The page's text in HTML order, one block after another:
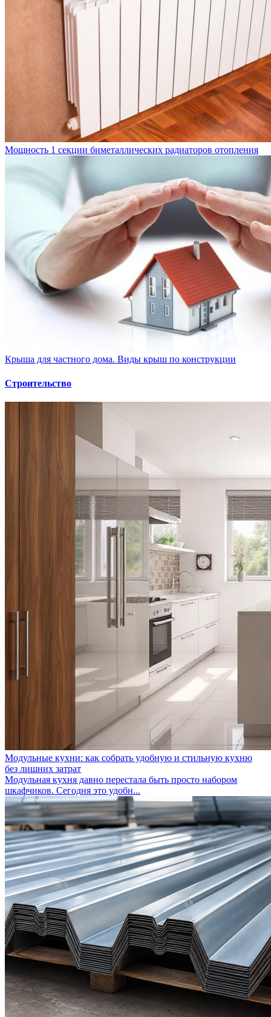
Мощность 1 секции биметаллических радиаторов отопления
Крыша для частного дома. Виды крыш по конструкции
Строительство
Модульные кухни: как собрать удобную и стильную кухню
без лишних затрат
Модульная кухня давно перестала быть просто набором
шкафчиков. Сегодня это удобн...